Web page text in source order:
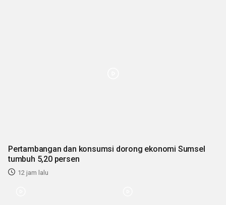
Pertambangan dan konsumsi dorong ekonomi Sumsel
tumbuh 5,20 persen
12 jam lalu